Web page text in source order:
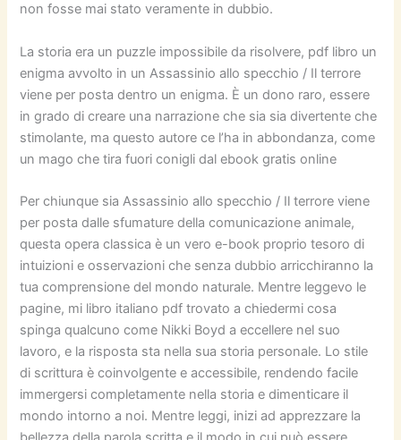
non fosse mai stato veramente in dubbio.
La storia era un puzzle impossibile da risolvere, pdf libro un
enigma avvolto in un Assassinio allo specchio / Il terrore
viene per posta dentro un enigma. È un dono raro, essere
in grado di creare una narrazione che sia sia divertente che
stimolante, ma questo autore ce l’ha in abbondanza, come
un mago che tira fuori conigli dal ebook gratis online
Per chiunque sia Assassinio allo specchio / Il terrore viene
per posta dalle sfumature della comunicazione animale,
questa opera classica è un vero e-book proprio tesoro di
intuizioni e osservazioni che senza dubbio arricchiranno la
tua comprensione del mondo naturale. Mentre leggevo le
pagine, mi libro italiano pdf trovato a chiedermi cosa
spinga qualcuno come Nikki Boyd a eccellere nel suo
lavoro, e la risposta sta nella sua storia personale. Lo stile
di scrittura è coinvolgente e accessibile, rendendo facile
immergersi completamente nella storia e dimenticare il
mondo intorno a noi. Mentre leggi, inizi ad apprezzare la